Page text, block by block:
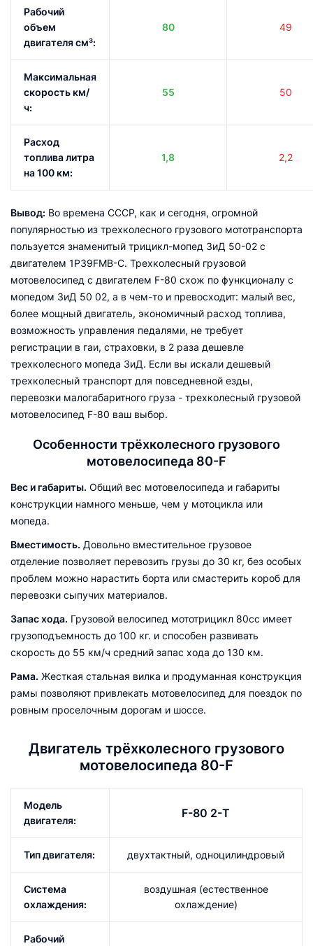
Рабочий
объем
двигателя см³:
80 49
Максимальная
скорость км/
ч:
55 50
Расход
топлива литра
на 100 км:
1,8 2,2
Вывод: Во времена СССР, как и сегодня, огромной
популярностью из трехколесного грузового мототранспорта
пользуется знаменитый трицикл-мопед ЗиД 50-02 с
двигателем 1P39FMB-C. Трехколесный грузовой
мотовелосипед с двигателем F-80 схож по функционалу с
мопедом ЗиД 50 02, а в чем-то и превосходит: малый вес,
более мощный двигатель, экономичный расход топлива,
возможность управления педалями, не требует
регистрации в гаи, страховки, в 2 раза дешевле
трехколесного мопеда ЗиД. Если вы искали дешевый
трехколесный транспорт для повседневной езды,
перевозки малогабаритного груза - трехколесный грузовой
мотовелосипед F-80 ваш выбор.
Особенности трёхколесного грузового
мотовелосипеда 80-F
Вес и габариты. Общий вес мотовелосипеда и габариты
конструкции намного меньше, чем у мотоцикла или
мопеда.
Вместимость. Довольно вместительное грузовое
отделение позволяет перевозить грузы до 30 кг, без особых
проблем можно нарастить борта или смастерить короб для
перевозки сыпучих материалов.
Запас хода. Грузовой велосипед мототрицикл 80сс имеет
грузоподъемность до 100 кг. и способен развивать
скорость до 55 км/ч средний запас хода до 130 км.
Рама. Жесткая стальная вилка и продуманная конструкция
рамы позволяют привлекать мотовелосипед для поездок по
ровным проселочным дорогам и шоссе.
Двигатель трёхколесного грузового
мотовелосипеда 80-F
Модель
двигателя:
F-80 2-Т
Тип двигателя: двухтактный, одноцилиндровый
Система
охлаждения:
воздушная (естественное
охлаждение)
Рабочий